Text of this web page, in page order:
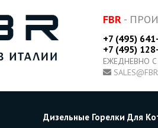
FBR -
+7 (495)
+7 (495)
ЕЖЕДНЕВНО
Дизельные Горелки Для